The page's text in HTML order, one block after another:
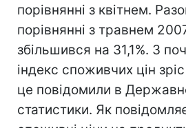
порівнянні з квітнем.
порівнянні з травнем
збільшився на 31,1%. З
індекс споживчих цін
це повідомили в
статистики. Як